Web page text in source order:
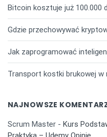
Bitcoin kosztuje już 100.000
Gdzie przechowywać
Jak zaprogramować
Transport kostki brukowej w
NAJNOWSZE
Scrum Master - Kurs